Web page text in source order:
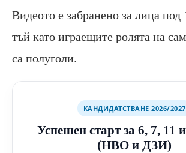
Видеото е забранено за лица под
тъй като играещите ролята на
са полуголи.
КАНДИДАТСТВАНЕ 2026/2027
Успешен старт за 6, 7, 11
(НВО и ДЗИ)